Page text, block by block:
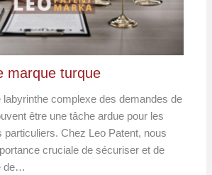
marque turque
labyrinthe complexe des demandes de
être une tâche ardue pour les
particuliers. Chez Leo Patent, nous
cruciale de sécuriser et de
de…